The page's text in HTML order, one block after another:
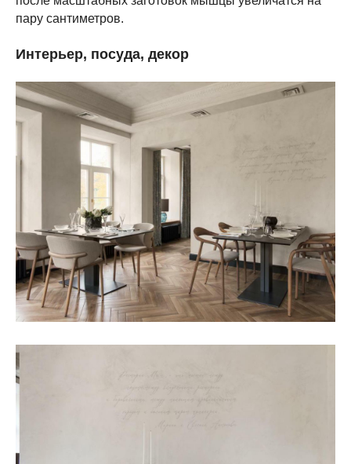
пару сантиметров.
Интерьер, посуда, декор